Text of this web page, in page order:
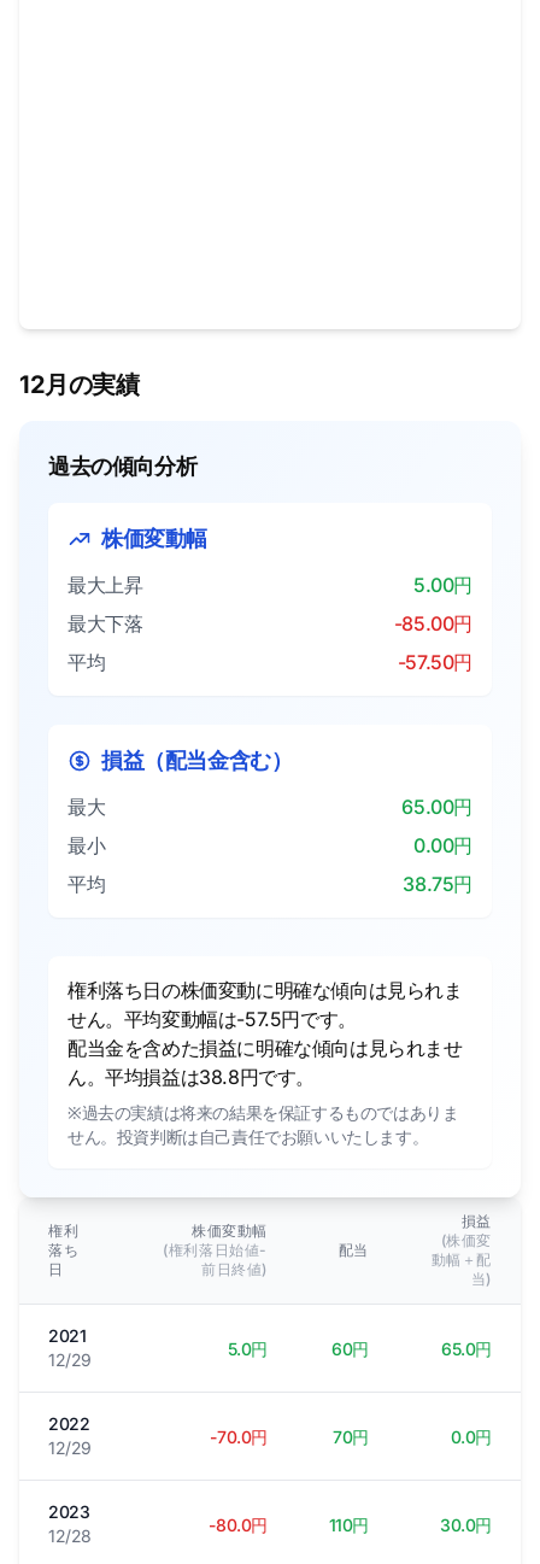
12月の実績
過去の傾向分析
株価変動幅
最大上昇
5.00円
最大下落
-85.00円
平均
-57.50円
損益（配当金含む）
最大
65.00円
最小
0.00円
平均
38.75円
権利落ち日の株価変動に明確な傾向は見られま
せん。平均変動幅は-57.5円です。
配当金を含めた損益に明確な傾向は見られませ
ん。平均損益は38.8円です。
※過去の実績は将来の結果を保証するものではありま
せん。投資判断は自己責任でお願いいたします。
権利
落ち
日
株価変動幅
(権利落日始値-
前日終値)
配当
損益
(株価変
動幅＋配
当)
2021
12/29
5.0円 60円 65.0円
2022
12/29
-70.0円 70円 0.0円
2023
12/28
-80.0円 110円 30.0円